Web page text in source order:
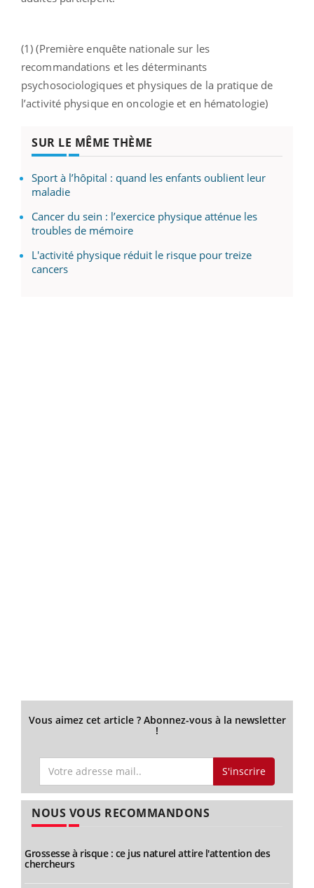
(1) (Première enquête nationale sur les
recommandations et les déterminants
psychosociologiques et physiques de la pratique de
l’activité physique en oncologie et en hématologie)
SUR LE MÊME THÈME
Sport à l’hôpital : quand les enfants oublient leur
maladie
Cancer du sein : l’exercice physique atténue les
troubles de mémoire
L'activité physique réduit le risque pour treize
cancers
Vous aimez cet article ? Abonnez-vous à la newsletter
!
S'inscrire
NOUS VOUS RECOMMANDONS
Grossesse à risque : ce jus naturel attire l'attention des
chercheurs